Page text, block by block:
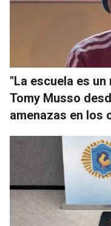
"La escuela es
Tomy Musso
amenazas en los